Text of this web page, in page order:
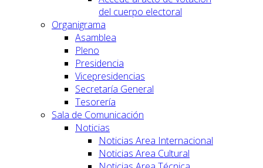
del cuerpo electoral
Organigrama
Asamblea
Pleno
Presidencia
Vicepresidencias
Secretaría General
Tesorería
Sala de Comunicación
Noticias
Noticias Area Internacional
Noticias Area Cultural